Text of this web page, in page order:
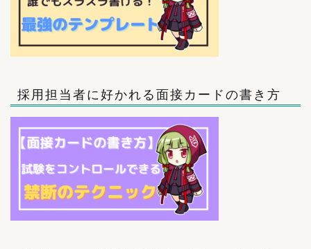
採用担当者に好かれる面接カードの書き方